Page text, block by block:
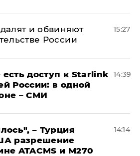
и обвиняют
России
15:27
доступ к Starlink
России: в одной
– СМИ
14:39
– Турция
разрешение
ATACMS и M270
14:14